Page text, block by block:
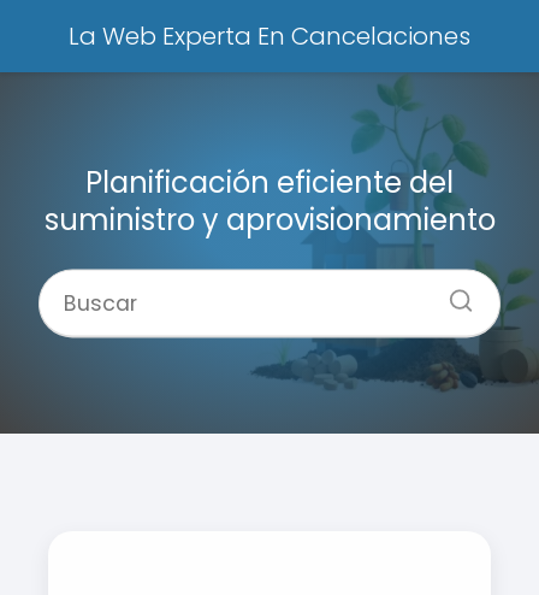
La Web Experta En Cancelaciones
Planificación eficiente del
suministro y aprovisionamiento